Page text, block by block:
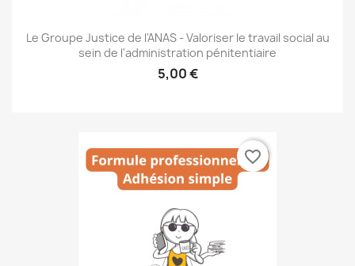
Le Groupe Justice de l'ANAS - Valoriser le travail social au
sein de l'administration pénitentiaire
5,00 €
favorite_border